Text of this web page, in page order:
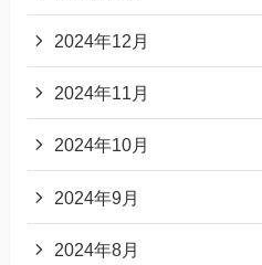
2024年12月
2024年11月
2024年10月
2024年9月
2024年8月